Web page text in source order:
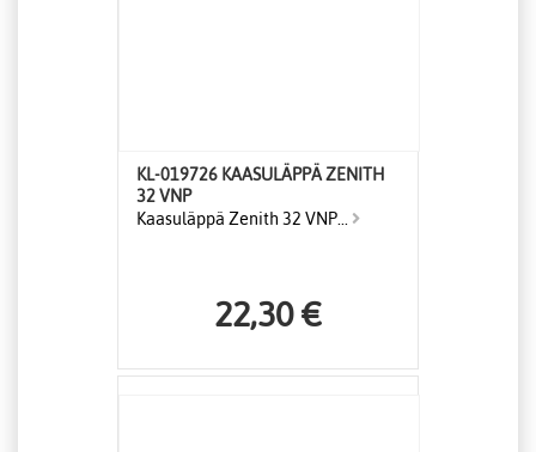
KL-019726 KAASULÄPPÄ ZENITH
32 VNP
Kaasuläppä Zenith 32 VNP...
22,30 €